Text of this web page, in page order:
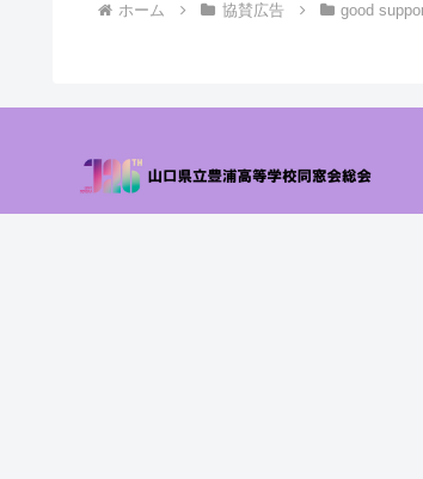
ホーム 協賛広告 good